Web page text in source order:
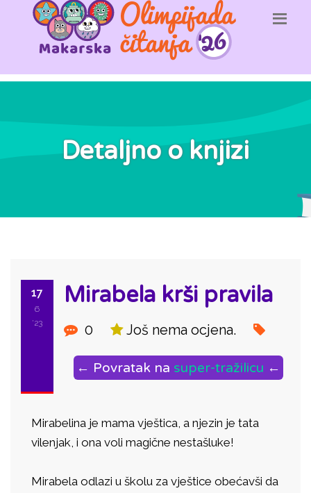
Detaljno o knjizi
17
6
'23
Mirabela krši pravila
0 Još nema ocjena.
← Povratak na super-tražilicu ←
Mirabelina je mama vještica, a njezin je tata
vilenjak, i ona voli magične nestašluke!
Mirabela odlazi u školu za vještice obećavši da